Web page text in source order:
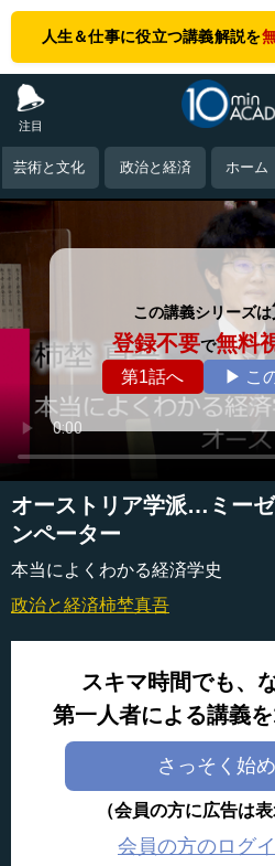
人生＆仕事に役立つ講義解説を
注目
芸術と文化 政治と経済 ホーム
この講義シリーズは
登録不要で無料
第1話へ ▶ こ
オーストリア学派…ミー
ンペーター
本当によくわかる経済学史
政治と経済柿埜真吾
スキマ時間でも、
第一人者による講義
さっそく始
（会員の方に広告は
会員の方のログ